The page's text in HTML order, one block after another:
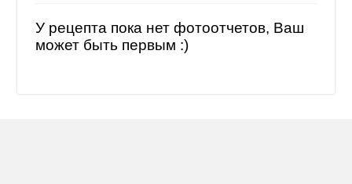
У рецепта пока нет фотоотчетов, Ваш
может быть первым :)